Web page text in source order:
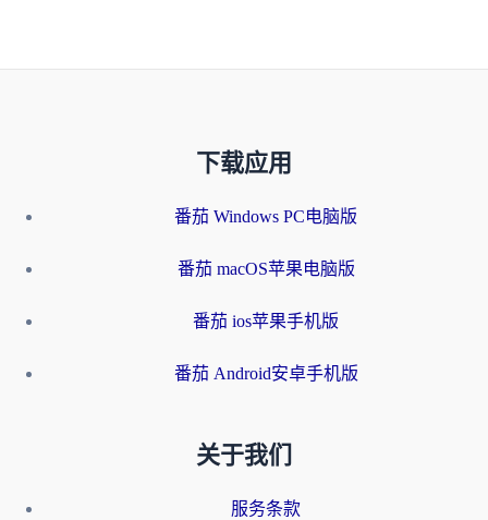
下载应用
番茄 Windows PC电脑版
番茄 macOS苹果电脑版
番茄 ios苹果手机版
番茄 Android安卓手机版
关于我们
服务条款